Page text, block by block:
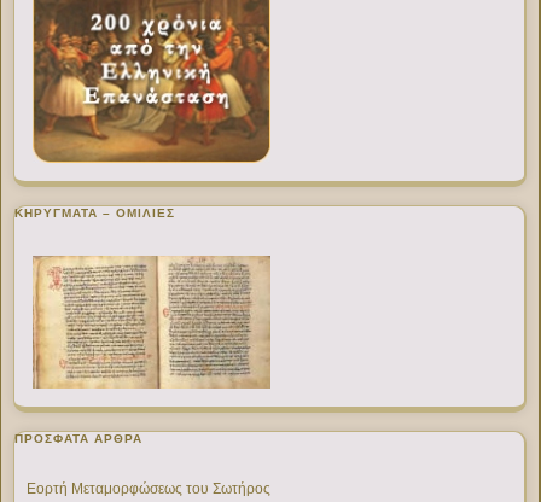
ΚΗΡΥΓΜΑΤΑ – ΟΜΙΛΙΕΣ
ΠΡΌΣΦΑΤΑ ΆΡΘΡΑ
Εορτή Μεταμορφώσεως του Σωτήρος